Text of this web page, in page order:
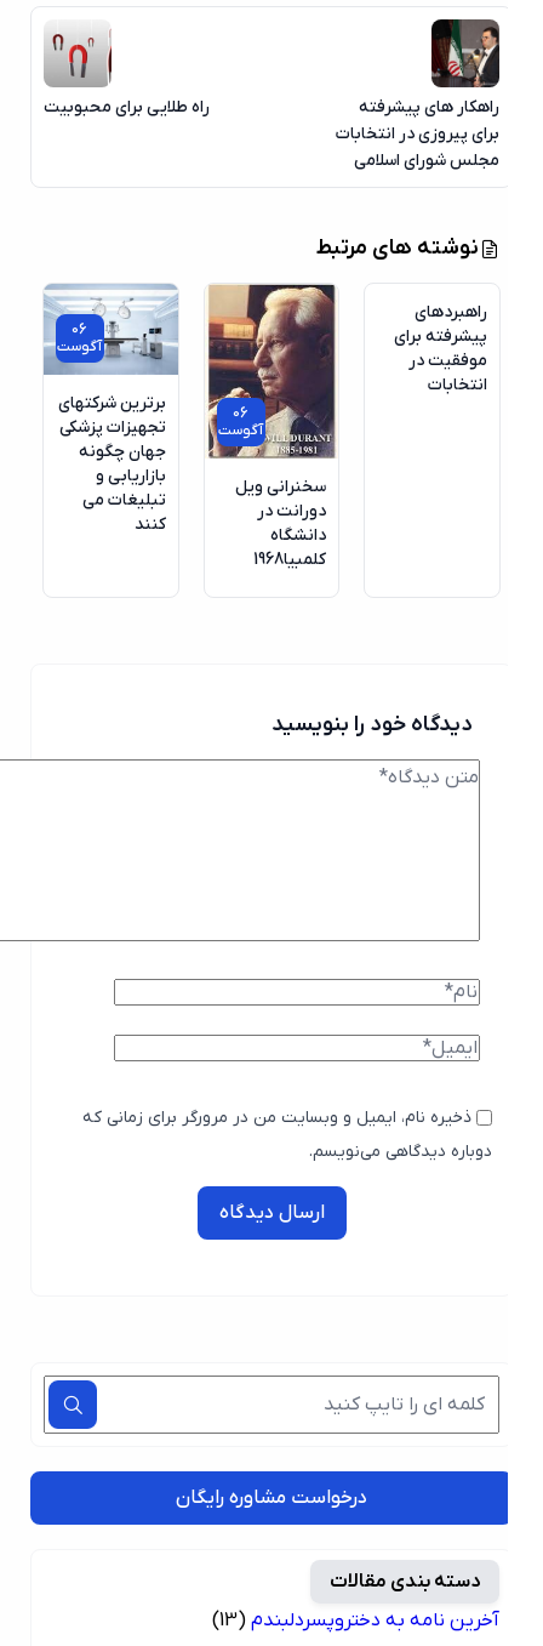
راهکار های پیشرفته
برای پیروزی در انتخابات
مجلس شورای اسلامی
راه طلایی برای محبوبیت
نوشته های مرتبط
راهبردهای
پیشرفته برای
موفقیت در
انتخابات
06
آگوست
سخنرانی ویل
دورانت در
دانشگاه
کلمبیا1968
06
آگوست
برترین شرکتهای
تجهیزات پزشکی
جهان چگونه
بازاریابی و
تبلیغات می
دیدگاه خود را بنویسید
ذخیره نام، ایمیل و وبسایت من در مرورگر برای زمانی که
دوباره دیدگاهی می‌نویسم.
ارسال دیدگاه
درخواست مشاوره رایگان
دسته بندی مقالات
آخرین نامه به دختروپسردلبندم (13)